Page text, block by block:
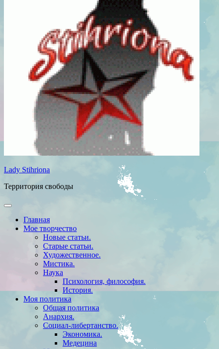
Lady Stihriona
Территория свободы
Главная
Мое творчество
Новые статьи.
Старые статьи.
Художественное.
Мистика.
Наука
Психология, философия.
История.
Моя политика
Общая политика
Анархия.
Социал-либертанство.
Экономика.
Медецина